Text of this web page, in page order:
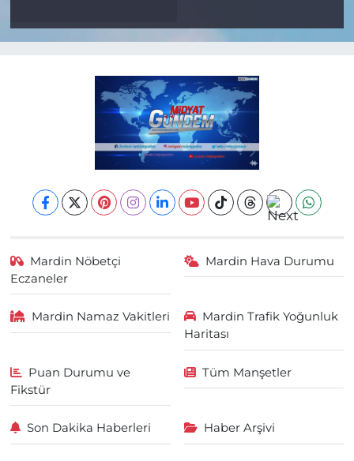
Mardin Nöbetçi
Eczaneler
Mardin Hava Durumu
Mardin Namaz Vakitleri
Mardin Trafik Yoğunluk
Haritası
Puan Durumu ve
Fikstür
Tüm Manşetler
Son Dakika Haberleri Haber Arşivi